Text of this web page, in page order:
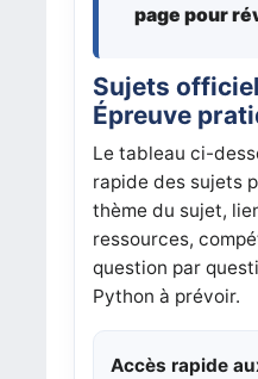
page pour
Sujets
Épreuve
Le tableau ci-
rapide des sujets
thème du sujet,
ressources,
question par
Python à prévoir.
Accès rapide